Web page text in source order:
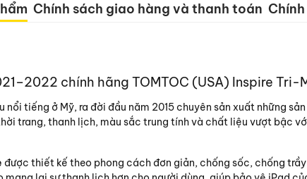
Chính sách giao hàng và thanh toán
chính hãng TOMTOC (USA) Inspire
nổi tiếng ở Mỹ, ra đời đầu năm 2015 chuyên sản xuất những
trang, thanh lịch, màu sắc trung tính và chất liệu vượt bậc
được thiết kế theo phong cách đơn giản, chống sốc, chống